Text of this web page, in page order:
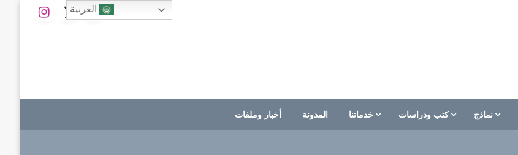
نماذج كتب ودراسات خدماتنا المدونة أخبار وملفات
العربية